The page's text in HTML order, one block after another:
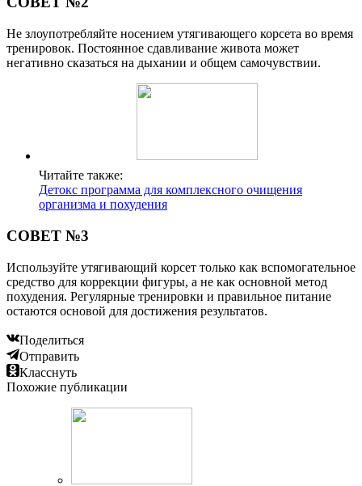
Не злоупотребляйте носением утягивающего корсета во время
тренировок. Постоянное сдавливание живота может
негативно сказаться на дыхании и общем самочувствии.
Читайте также:
Детокс программа для комплексного очищения
организма и похудения
СОВЕТ №3
Используйте утягивающий корсет только как вспомогательное
средство для коррекции фигуры, а не как основной метод
похудения. Регулярные тренировки и правильное питание
остаются основой для достижения результатов.
Поделиться
Отправить
Класснуть
Похожие публикации